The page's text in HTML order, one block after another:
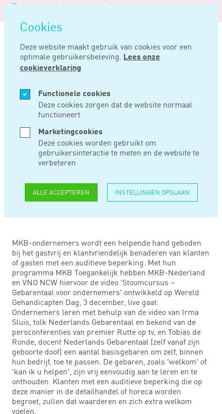
overslaan
Cookies
Deze website maakt gebruik van cookies voor een
optimale gebruikersbeleving. Lees onze
cookieverklaring
Functionele cookies
Deze cookies zorgen dat de website normaal
functioneert
Marketingcookies
Deze cookies worden gebruikt om
gebruikersinteractie te meten en de website te
verbeteren
ALLE ACCEPTEREN INSTELLINGEN OPSLAAN
Logo
Noord
Negentig
Home Nieuws
DEC 03, 2020
STOOMCURSUS
‘GEBARENTAAL
VOOR
ONDERNEMERS’ VIA
MKB TOEGANKELIJK
MKB-ondernemers wordt een helpende hand geboden
bij het gastvrij en klantvriendelijk benaderen van klanten
of gasten met een auditieve beperking. Met hun
programma MKB Toegankelijk hebben MKB-Nederland
en VNO NCW hiervoor de video 'Stoomcursus –
Gebarentaal voor ondernemers' ontwikkeld op Wereld
Gehandicapten Dag, 3 december, live gaat.
Ondernemers leren met behulp van de video van Irma
Sluis, tolk Nederlands Gebarentaal en bekend van de
persconferenties van premier Rutte op tv, en Tobias de
Ronde, docent Nederlands Gebarentaal (zelf vanaf zijn
geboorte doof) een aantal basisgebaren om zelf, binnen
hun bedrijf, toe te passen. De gebaren, zoals 'welkom' of
'kan ik u helpen', zijn vrij eenvoudig aan te leren en te
onthouden. Klanten met een auditieve beperking die op
deze manier in de detailhandel of horeca worden
begroet, zullen dat waarderen en zich extra welkom
voelen.